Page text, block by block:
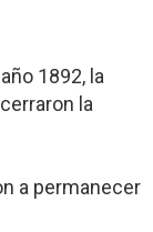
1892, la
la
a permanecer